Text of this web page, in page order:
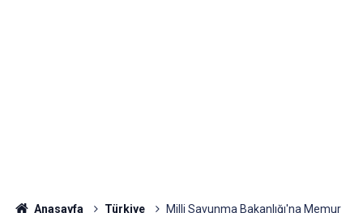
Anasayfa Türkiye
Milli Savunma Bakanlığı'na Memur